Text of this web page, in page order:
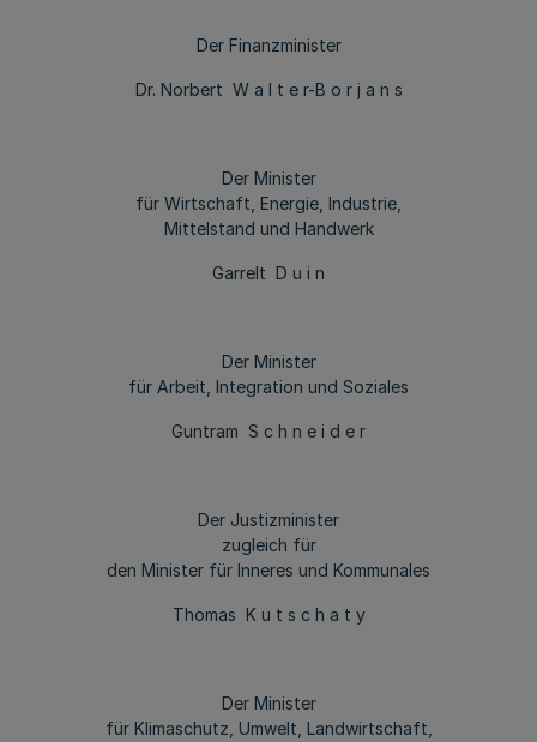
Der Finanzminister
Dr. Norbert W a l t e r-B o r j a n s
Der Minister
für Wirtschaft, Energie, Industrie,
Mittelstand und Handwerk
Garrelt D u i n
Der Minister
für Arbeit, Integration und Soziales
Guntram S c h n e i d e r
Der Justizminister
zugleich für
den Minister für Inneres und Kommunales
Thomas K u t s c h a t y
Der Minister
für Klimaschutz, Umwelt, Landwirtschaft,